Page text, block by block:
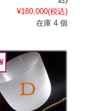
¥180,000(税込)
在庫 4 個